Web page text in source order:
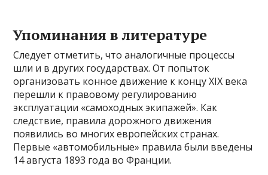
Упоминания в литературе
Следует отметить, что аналогичные процессы
шли и в других государствах. От попыток
организовать конное движение к концу XIX века
перешли к правовому регулированию
эксплуатации «самоходных экипажей». Как
следствие, правила дорожного движения
появились во многих европейских странах.
Первые «автомобильные» правила были введены
14 августа 1893 года во Франции.